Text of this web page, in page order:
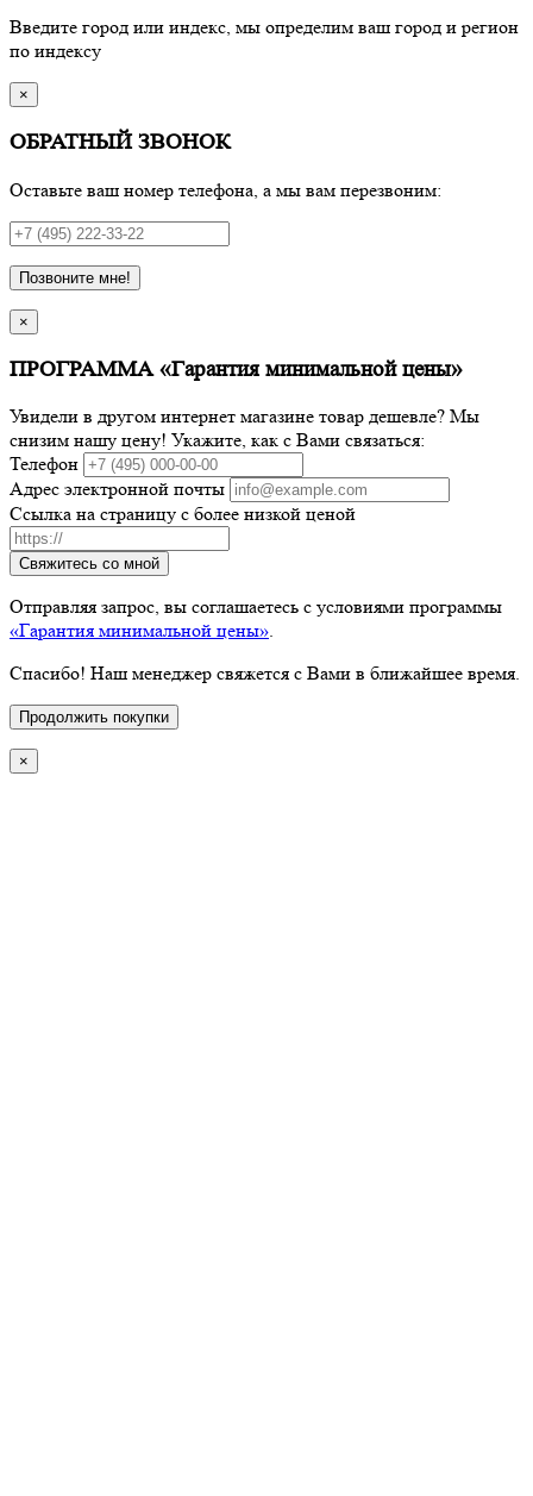
Введите город или индекс, мы определим ваш город и регион
по индексу
×
ОБРАТНЫЙ ЗВОНОК
Оставьте ваш номер телефона, а мы вам перезвоним:
Позвоните мне!
×
ПРОГРАММА «Гарантия минимальной цены»
Увидели в другом интернет магазине товар дешевле? Мы
снизим нашу цену! Укажите, как с Вами связаться:
Телефон
Адрес электронной почты
Ссылка на страницу с более низкой ценой
Свяжитесь со мной
Отправляя запрос, вы соглашаетесь с условиями программы
«Гарантия минимальной цены».
Спасибо! Наш менеджер свяжется с Вами в ближайшее время.
Продолжить покупки
×